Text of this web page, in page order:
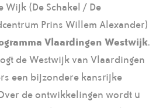
Wijk (De Schakel / De
Prins Willem Alexander)
Vlaardingen Westwijk.
de Westwijk van Vlaardingen
een bijzondere kansrijke
de ontwikkelingen wordt u